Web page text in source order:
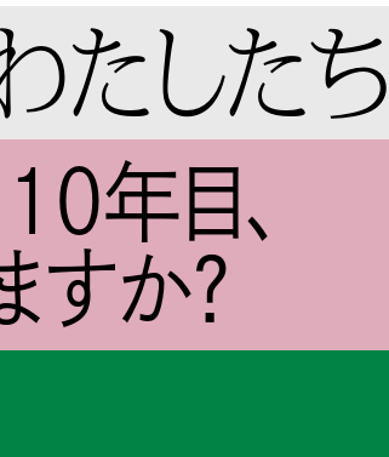
たした
年目、
すか？